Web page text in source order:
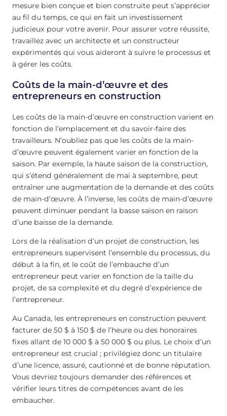
mesure bien conçue et bien construite peut s’apprécier
au fil du temps, ce qui en fait un investissement
judicieux pour votre avenir. Pour assurer votre réussite,
travaillez avec un architecte et un constructeur
expérimentés qui vous aideront à suivre le processus et
à gérer les coûts.
Coûts de la main-d’œuvre et des
entrepreneurs en construction
Les coûts de la main-d’œuvre en construction varient en
fonction de l’emplacement et du savoir-faire des
travailleurs. N’oubliez pas que les coûts de la main-
d’œuvre peuvent également varier en fonction de la
saison. Par exemple, la haute saison de la construction,
qui s’étend généralement de mai à septembre, peut
entraîner une augmentation de la demande et des coûts
de main-d’œuvre. À l’inverse, les coûts de main-d’œuvre
peuvent diminuer pendant la basse saison en raison
d’une baisse de la demande.
Lors de la réalisation d’un projet de construction, les
entrepreneurs supervisent l’ensemble du processus, du
début à la fin, et le coût de l’embauche d’un
entrepreneur peut varier en fonction de la taille du
projet, de sa complexité et du degré d’expérience de
l’entrepreneur.
Au Canada, les entrepreneurs en construction peuvent
facturer de 50 $ à 150 $ de l’heure ou des honoraires
fixes allant de 10 000 $ à 50 000 $ ou plus. Le choix d’un
entrepreneur est crucial ; privilégiez donc un titulaire
d’une licence, assuré, cautionné et de bonne réputation.
Vous devriez toujours demander des références et
vérifier leurs titres de compétences avant de les
embaucher.